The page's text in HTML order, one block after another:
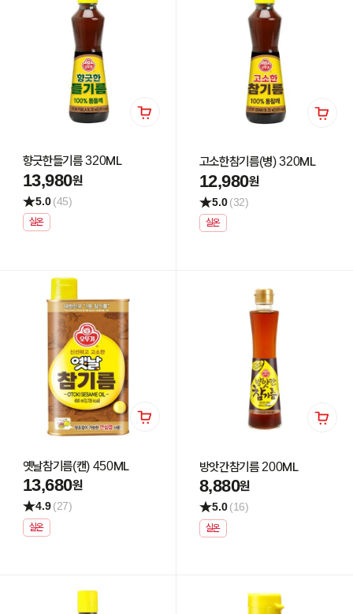
향긋한들기름 320ML
13,980원
5.0 (45)
실온
고소한참기름(병) 320ML
12,980원
5.0 (32)
실온
옛날참기름(캔) 450ML
13,680원
4.9 (27)
실온
방앗간참기름 200ML
8,880원
5.0 (16)
실온